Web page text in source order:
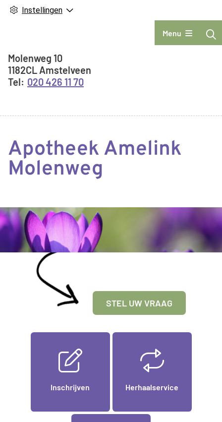
Instellingen
Hoofdmenu
Menu
Adresgegevens
Molenweg 10
1182CL Amstelveen
020 426 11 70
Apotheek Amelink
Molenweg
STEL UW VRAAG
Inschrijven Herhaalservice